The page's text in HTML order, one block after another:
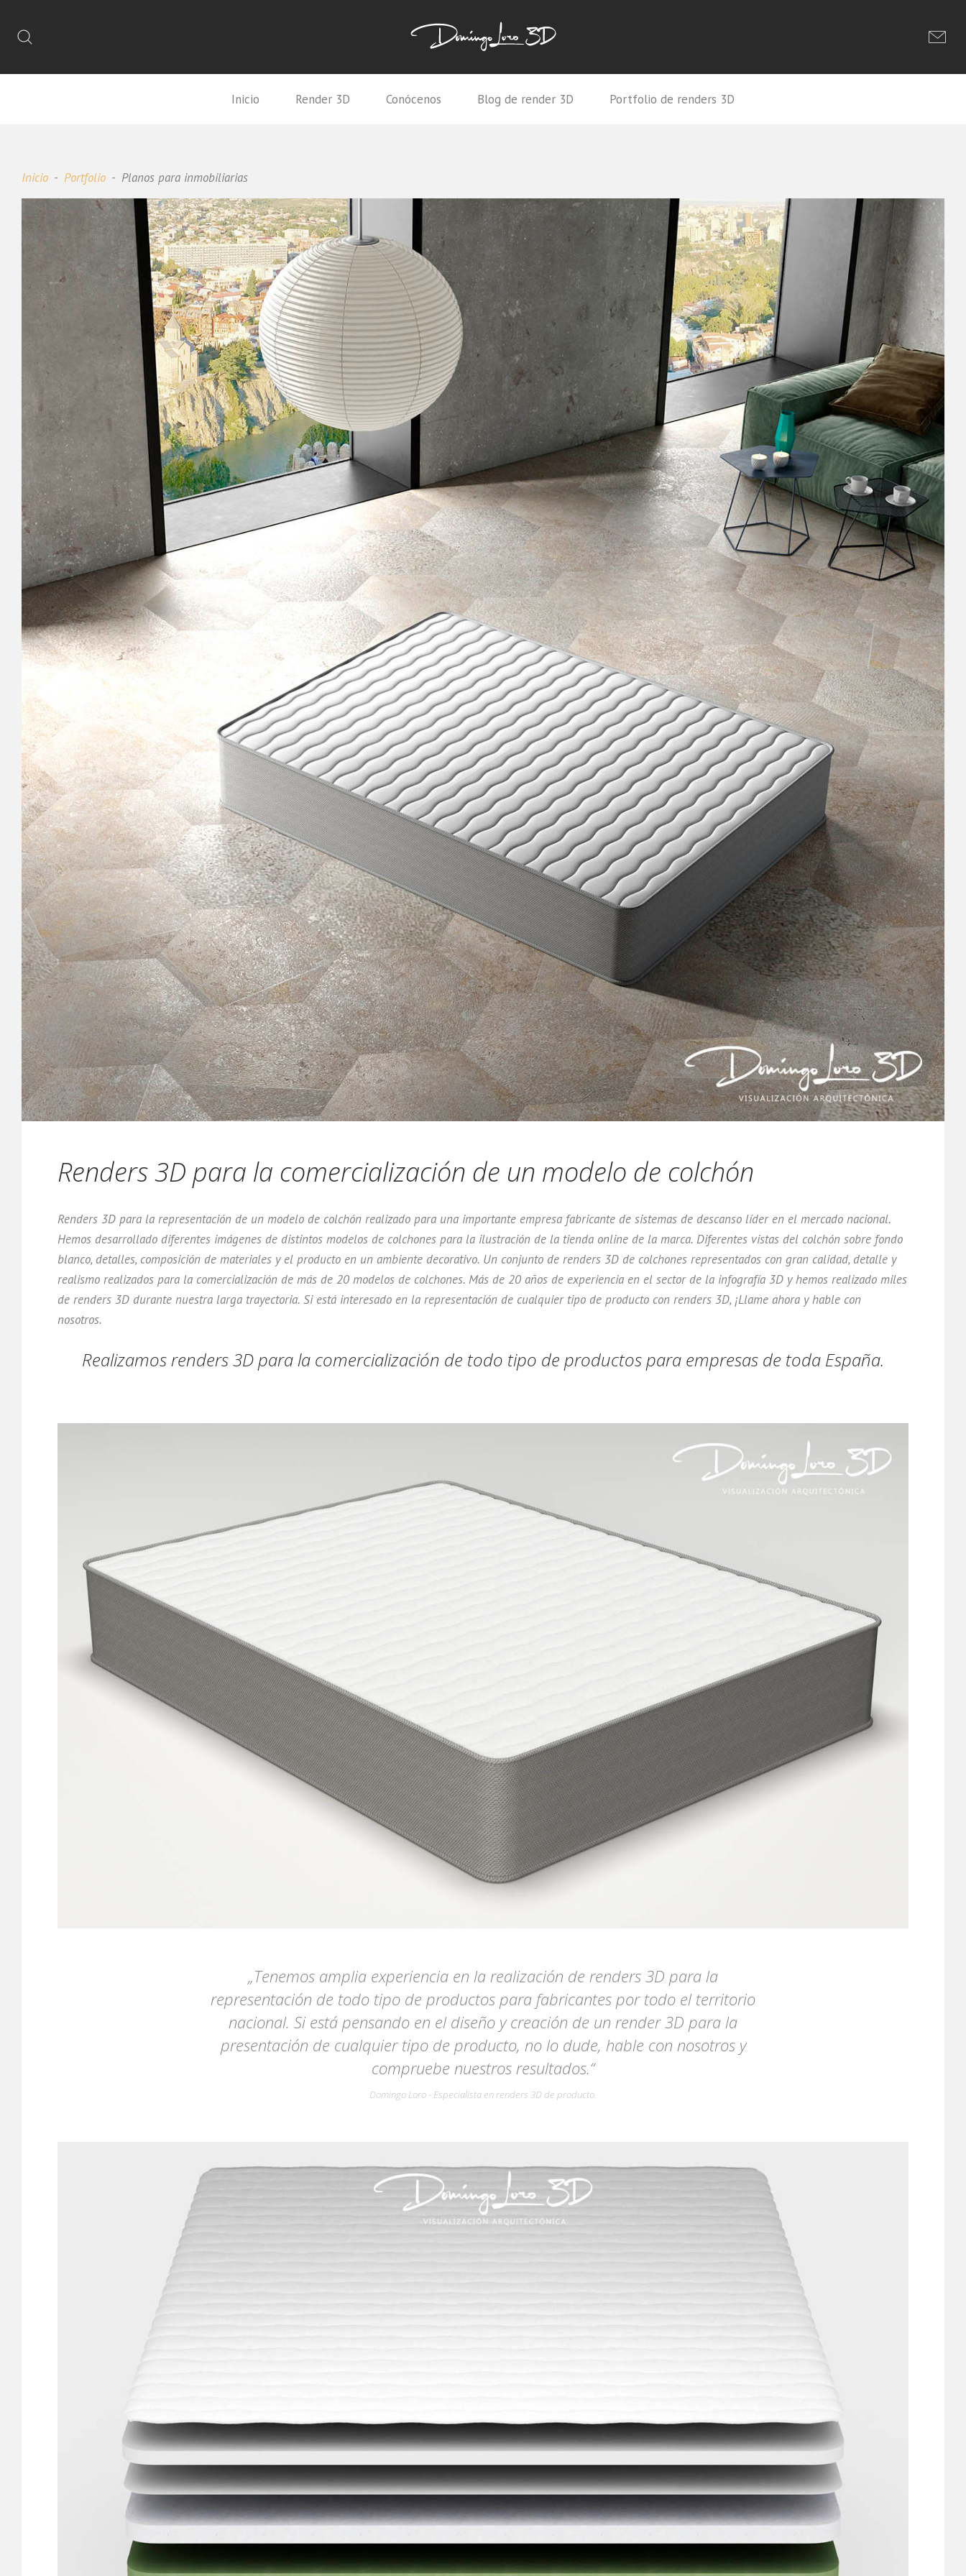
Inicio Render 3D Conócenos Blog de render 3D Portfolio de renders 3D
Inicio Portfolio Planos para inmobiliarias
Renders 3D para la comercialización de un modelo de colchón
Renders 3D para la representación de un modelo de colchón realizado para una importante empresa fabricante de sistemas de descanso líder en el mercado nacional.
Hemos desarrollado diferentes imágenes de distintos modelos de colchones para la ilustración de la tienda online de la marca. Diferentes vistas del colchón sobre fondo
blanco, detalles, composición de materiales y el producto en un ambiente decorativo. Un conjunto de renders 3D de colchones representados con gran calidad, detalle y
realismo realizados para la comercialización de más de 20 modelos de colchones. Más de 20 años de experiencia en el sector de la infografía 3D y hemos realizado miles
de renders 3D durante nuestra larga trayectoria. Si está interesado en la representación de cualquier tipo de producto con renders 3D, ¡Llame ahora y hable con
nosotros.
Realizamos renders 3D para la comercialización de todo tipo de productos para empresas de toda España.
„Tenemos amplia experiencia en la realización de renders 3D para la
representación de todo tipo de productos para fabricantes por todo el territorio
nacional. Si está pensando en el diseño y creación de un render 3D para la
presentación de cualquier tipo de producto, no lo dude, hable con nosotros y
compruebe nuestros resultados.“
Domingo Loro - Especialista en renders 3D de producto.